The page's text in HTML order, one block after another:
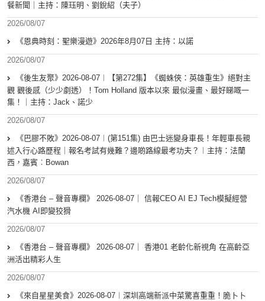
餐新聞｜主持：陳珏明、劉銳紹（夫子）
2026/08/07
《恩典時刻：聖樂漫遊》2026年8月07日 主持：以諾
2026/08/07
《後生友聚》2026-08-07︱【第272集】《蜘蛛俠：英雄重生》絕對主
觀 觀後感（少少劇透）！Tom Holland 版本以來 最似漫畫、最好睇嘅一
集！｜主持：Jack、諾少
2026/08/07
《巴膠不敗》2026-08-07︱(第151集) 由巴士迷變身車長！年輕車長親
述入行心路歷程｜報名考試有幾難？邊啲路線最考功夫？︱主持：法蘭
西，嘉賓︰Bowan
2026/08/07
《香港台 – 聲音專欄》 2026-08-07｜ 信報CEO AI EJ Tech模擬經營
汽水機 AI即變狡猾
2026/08/07
《香港台 – 聲音專欄》 2026-08-07｜ 香港01 老齡化新視角 在高齡亞
洲活出精彩人生
2026/08/07
《來自星星美食》2026-08-07︱深圳高端新派中菜驚喜重重！脆卜卜